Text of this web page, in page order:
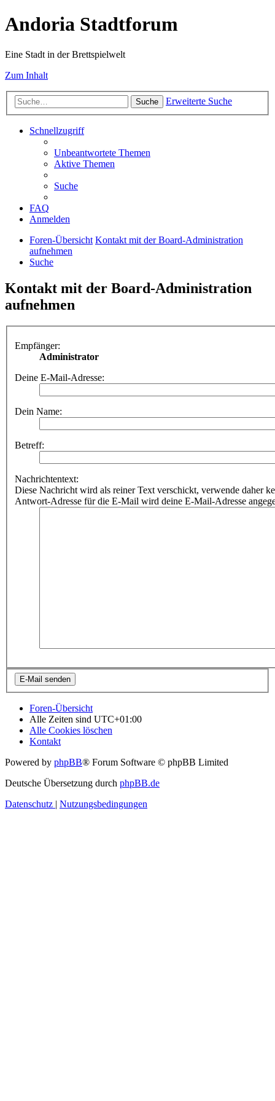
Andoria Stadtforum
Eine Stadt in der Brettspielwelt
Zum Inhalt
Suche Erweiterte Suche
Schnellzugriff
Unbeantwortete Themen
Aktive Themen
Suche
FAQ
Anmelden
Foren-Übersicht Kontakt mit der Board-Administration
aufnehmen
Suche
Kontakt mit der Board-Administration
aufnehmen
Empfänger:
Administrator
Deine E-Mail-Adresse:
Dein Name:
Betreff:
Nachrichtentext:
Diese Nachricht wird als reiner Text verschickt, verwende daher
Antwort-Adresse für die E-Mail wird deine E-Mail-Adresse
Foren-Übersicht
Alle Zeiten sind UTC+01:00
Alle Cookies löschen
Kontakt
Powered by phpBB® Forum Software © phpBB Limited
Deutsche Übersetzung durch phpBB.de
Datenschutz
Nutzungsbedingungen